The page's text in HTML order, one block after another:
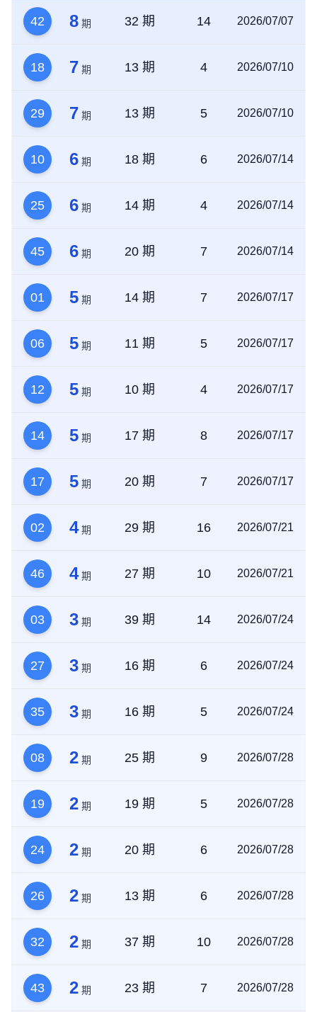
42 8 期 32 期 14 2026/07/07
18 7 期 13 期 4 2026/07/10
29 7 期 13 期 5 2026/07/10
10 6 期 18 期 6 2026/07/14
25 6 期 14 期 4 2026/07/14
45 6 期 20 期 7 2026/07/14
01 5 期 14 期 7 2026/07/17
06 5 期 11 期 5 2026/07/17
12 5 期 10 期 4 2026/07/17
14 5 期 17 期 8 2026/07/17
17 5 期 20 期 7 2026/07/17
02 4 期 29 期 16 2026/07/21
46 4 期 27 期 10 2026/07/21
03 3 期 39 期 14 2026/07/24
27 3 期 16 期 6 2026/07/24
35 3 期 16 期 5 2026/07/24
08 2 期 25 期 9 2026/07/28
19 2 期 19 期 5 2026/07/28
24 2 期 20 期 6 2026/07/28
26 2 期 13 期 6 2026/07/28
32 2 期 37 期 10 2026/07/28
43 2 期 23 期 7 2026/07/28